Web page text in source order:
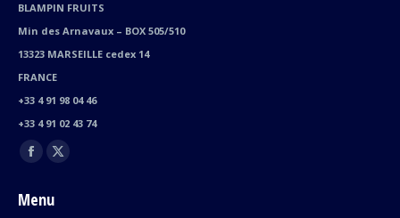
BLAMPIN FRUITS
Min des Arnavaux – BOX 505/510
13323 MARSEILLE cedex 14
FRANCE
+33 4 91 98 04 46
+33 4 91 02 43 74
Trouvez nous sur :
Facebook
opens
X
Menu